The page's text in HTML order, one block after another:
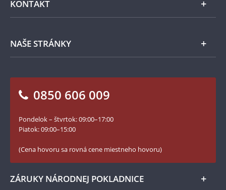
100. výročie vzniku Česko-Slovenska
Ochrana osobných údajov
Numizmatické novinky
KONTAKT
Napíšte nám
NAŠE STRÁNKY
Blog Pokladnica mincí
Facebook Národnej Pokladnice
YouTube Národnej Pokladnice
0850 606 009
Pondelok – štvrtok: 09:00–17:00
Piatok: 09:00–15:00
(Cena hovoru sa rovná cene miestneho hovoru)
ZÁRUKY NÁRODNEJ POKLADNICE